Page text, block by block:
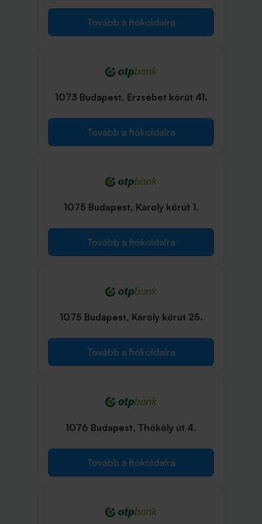
Tovább a fiókoldalra
1073 Budapest, Erzsébet körút 41.
Tovább a fiókoldalra
1075 Budapest, Károly körút 1.
Tovább a fiókoldalra
1075 Budapest, Károly körút 25.
Tovább a fiókoldalra
1076 Budapest, Thököly út 4.
Tovább a fiókoldalra